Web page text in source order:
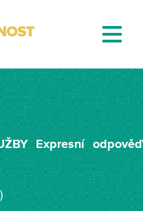
Expresní odpověď